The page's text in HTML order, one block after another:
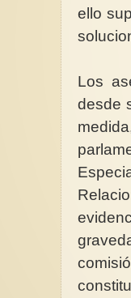
ello
Los
desde